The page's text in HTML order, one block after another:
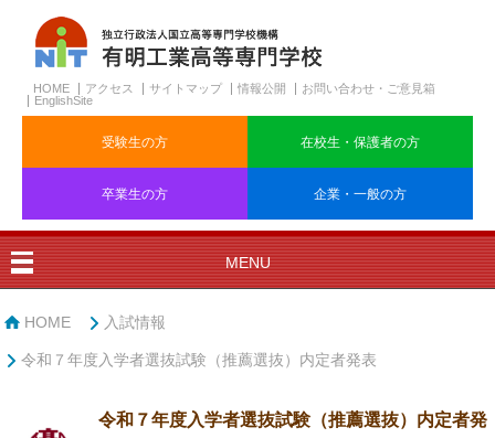
HOME アクセス サイトマップ 情報公開
お問い合わせ・ご意見箱
EnglishSite
受験生の方 在校生・保護者の方
卒業生の方 企業・一般の方
MENU
HOME 入試情報
令和７年度入学者選抜試験（推薦選抜）内定者発表
令和７年度入学者選抜試験（推薦選抜）内定者発